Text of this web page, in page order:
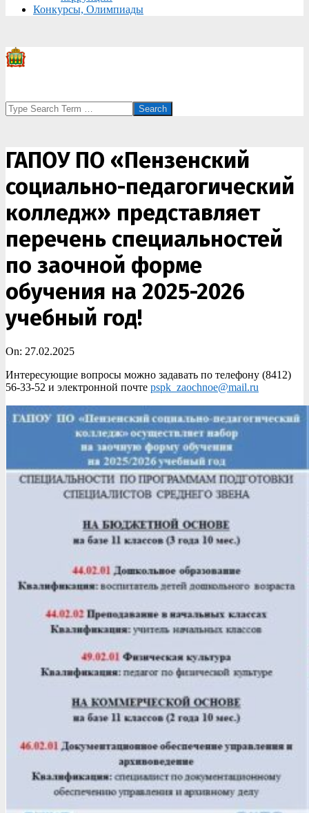
Конкурсы, Олимпиады
Search
️ГАПОУ ПО «Пензенский
социально-педагогический
колледж» представляет
перечень специальностей
по заочной форме
обучения на 2025-2026
учебный год!
On: 27.02.2025
Интересующие вопросы можно задавать по телефону (8412)
56-33-52 и электронной почте pspk_zaochnoe@mail.ru